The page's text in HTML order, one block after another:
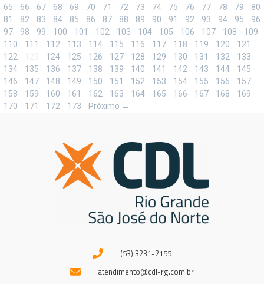
65
66 67 68 69 70 71 72 73 74 75 76 77 78 79
80
81
82 83 84 85 86 87 88 89 90 91 92 93 94 95
96
97
98 99 100 101 102 103 104 105 106 107 108
109
110
111 112 113 114 115 116 117 118 119 120
121
122
124 125 126 127 128 129 130 131 132
133
134
135 136 137 138 139 140 141 142 143 144
145
146
147 148 149 150 151 152 153 154 155 156
157
158
159 160 161 162 163 164 165 166 167 168
169
170
171 172 173 Próximo →
(53) 3231-2155
atendimento@cdl-rg.com.br